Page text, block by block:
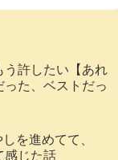
う許したい【あれ
た、ベストだっ
を進めてて、
感じた話